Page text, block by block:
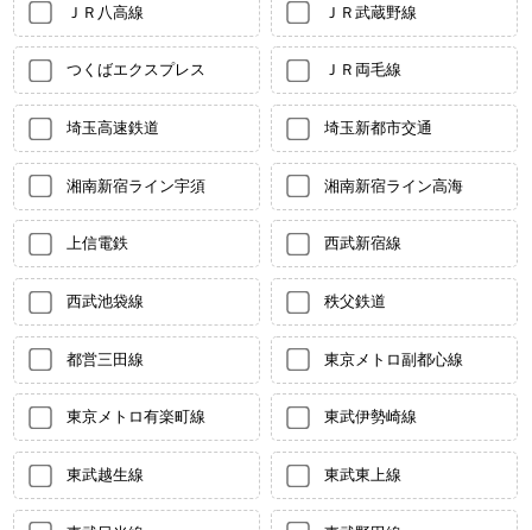
ＪＲ八高線 ＪＲ武蔵野線
つくばエクスプレス ＪＲ両毛線
埼玉高速鉄道 埼玉新都市交通
湘南新宿ライン宇須 湘南新宿ライン高海
上信電鉄 西武新宿線
西武池袋線 秩父鉄道
都営三田線 東京メトロ副都心線
東京メトロ有楽町線 東武伊勢崎線
東武越生線 東武東上線